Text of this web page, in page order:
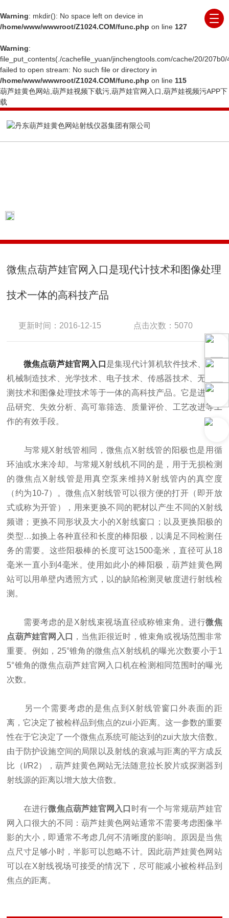
Warning: mkdir(): No space left on device in
/home/www/wwwroot/Z1024.COM/func.php on line 127
Warning:
file_put_contents(./cachefile_yuan/jinchengtools.com/cache/20/
failed to open stream: No such file or directory in
/home/www/wwwroot/Z1024.COM/func.php on line 115
葫芦娃黄色网站,葫芦娃视频下载污,葫芦娃官网入口,葫芦娃视频污APP下
载
微焦点葫芦娃官网入口是现代计技术和图像处理
技术一体的高科技产品
更新时间：2016-12-15 点击次数：5070
微焦点葫芦娃官网入口 是集现代计算机软件技术、精密
机械制造技术、光学技术、电子技术、传感器技术、无损检
测技术和图像处理技术等于一体的高科技产品。它是进行产
品研究、失效分析、高可靠筛选、质量评价、工艺改进等工
作的有效手段。
与常规X射线管相同，微焦点X射线管的阳极也是用循
环油或水来冷却。与常规X射线机不同的是，用于无损检测
的微焦点X射线管是用真空泵来维持X射线管内的真空度
（约为10-7）。微焦点X射线管可以很方便的打开（即开放
式或称为开管），用来更换不同的靶材以产生不同的X射线
频谱；更换不同形状及大小的X射线窗口；以及更换阳极的
类型…如换上各种直径和长度的棒阳极，以满足不同检测任
务的需要。这些阳极棒的长度可达1500毫米，直径可从18
毫米一直小到4毫米。使用如此小的棒阳极，葫芦娃黄色网
站可以用单壁内透照方式，以的缺陷检测灵敏度进行射线检
测。
需要考虑的是X射线束视场直径或称锥束角。进行微焦
点葫芦娃官网入口
，当焦距很近时，锥束角或视场范围非常
重要。例如，25°锥角的微焦点X射线机的曝光次数要小于1
5°锥角的微焦点葫芦娃官网入口机在检测相同范围时的曝光
次数。
另一个需要考虑的是焦点到X射线管窗口外表面的距
离，它决定了被检样品到焦点的zui小距离。这一参数的重要
性在于它决定了一个微焦点系统可能达到的zui大放大倍数。
由于防护设施空间的局限以及射线的衰减与距离的平方成反
比（I/R2），葫芦娃黄色网站无法随意拉长胶片或探测器到
射线源的距离以增大放大倍数。
在进行微焦点葫芦娃官网入口 时有一个与常规葫芦娃官
网入口很大的不同：葫芦娃黄色网站通常不需要考虑图像半
影的大小，即通常不考虑几何不清晰度的影响。原因是当焦
点尺寸足够小时，半影可以忽略不计。因此葫芦娃黄色网站
可以在X射线视场可接受的情况下，尽可能减小被检样品到
焦点的距离。